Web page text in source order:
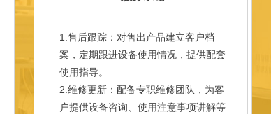
1.售后跟踪：对售出产品建立客户档
案，定期跟进设备使用情况，提供配套
使用指导。
2.维修更新：配备专职维修团队，为客
户提供设备咨询、使用注意事项讲解等